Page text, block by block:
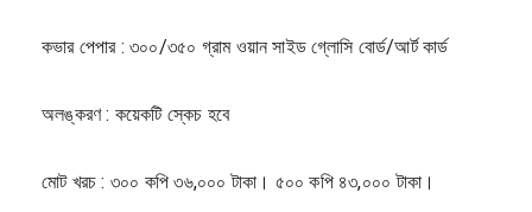
কভার পেপার : ৩০০/৩৫০ গ্রাম ওয়ান সাইড গ্লোসি বোর্ড/আর্ট কার্ড
অলঙ্করণ : কয়েকটি স্কেচ হবে
মোট খরচ : ৩০০ কপি ৩৬,০০০ টাকা। ৫০০ কপি ৪৩,০০০ টাকা।